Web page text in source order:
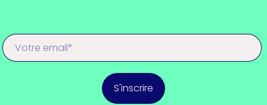
S'inscrire